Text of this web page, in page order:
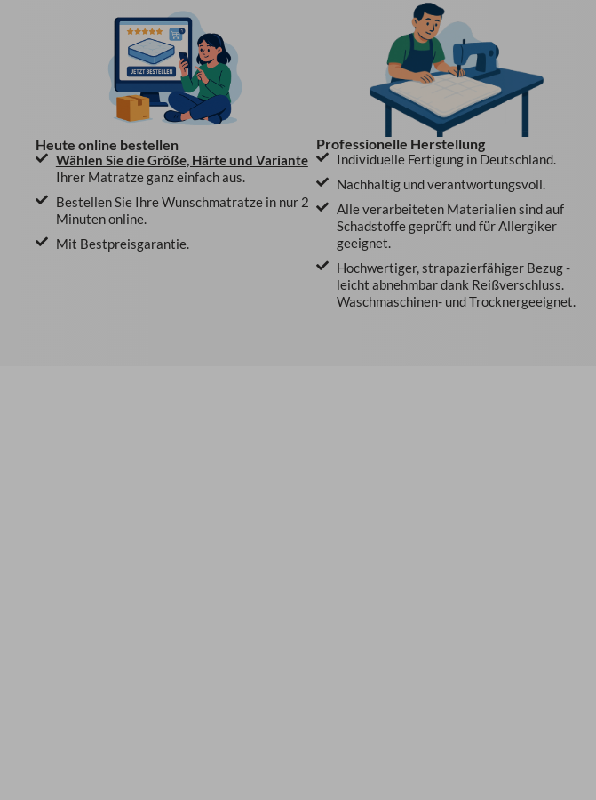
Heute online bestellen
Wählen Sie die Größe, Härte und Variante
Ihrer Matratze ganz einfach aus.
Bestellen Sie Ihre Wunschmatratze in nur 2
Minuten online.
Mit Bestpreisgarantie.
Professionelle Herstellung
Individuelle Fertigung in Deutschland.
Nachhaltig und verantwortungsvoll.
Alle verarbeiteten Materialien sind auf
Schadstoffe geprüft und für Allergiker
geeignet.
Hochwertiger, strapazierfähiger Bezug -
leicht abnehmbar dank Reißverschluss.
Waschmaschinen- und Trocknergeeignet.